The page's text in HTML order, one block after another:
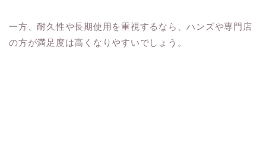
一方、耐久性や長期使用を重視するなら、ハンズや専門店
の方が満足度は高くなりやすいでしょう。